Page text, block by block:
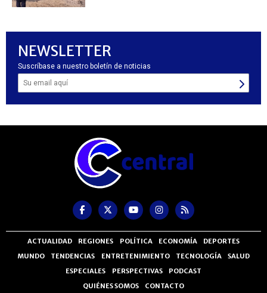
NEWSLETTER
Suscríbase a nuestro boletín de noticias
ACTUALIDAD REGIONES POLÍTICA ECONOMÍA
DEPORTES
MUNDO
TENDENCIAS ENTRETENIMIENTO TECNOLOGÍA
SALUD
ESPECIALES
PERSPECTIVAS
PODCAST
QUIÉNES SOMOS
CONTACTO